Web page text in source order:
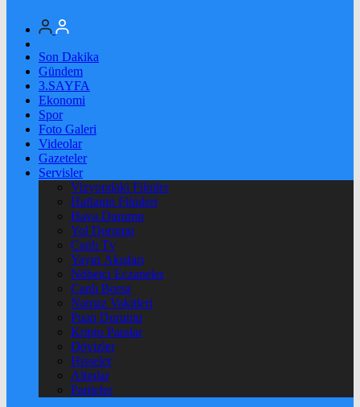
Son Dakika
Gündem
3.SAYFA
Ekonomi
Spor
Foto Galeri
Videolar
Gazeteler
Servisler
Vizyondaki Filmler
Haftanin Filmleri
Hava Durumu
Yol Durumu
Canlı Tv
Yayın Akışları
Nöbetçi Eczaneler
Canlı Borsa
Namaz Vakitleri
Puan Durumu
Kripto Paralar
Dövizler
Hisseler
Altınlar
Pariteler